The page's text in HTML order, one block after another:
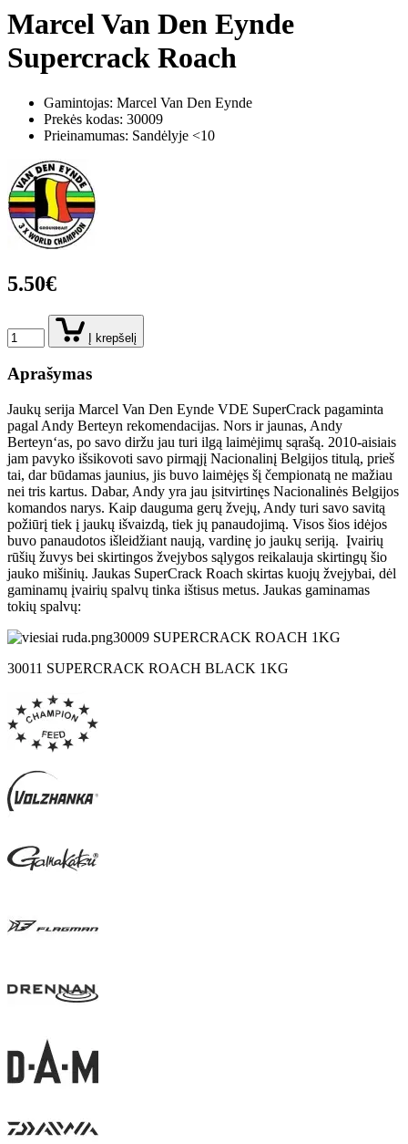
Marcel Van Den Eynde
Supercrack Roach
Gamintojas: Marcel Van Den Eynde
Prekės kodas: 30009
Prieinamumas: Sandėlyje <10
5.50€
Į krepšelį
Aprašymas
Jaukų serija Marcel Van Den Eynde VDE SuperCrack pagaminta
pagal Andy Berteyn rekomendacijas. Nors ir jaunas, Andy
Berteyn‘as, po savo diržu jau turi ilgą laimėjimų sąrašą. 2010-aisiais
jam pavyko išsikovoti savo pirmąjį Nacionalinį Belgijos titulą, prieš
tai, dar būdamas jaunius, jis buvo laimėjęs šį čempionatą ne mažiau
nei tris kartus. Dabar, Andy yra jau įsitvirtinęs Nacionalinės Belgijos
komandos narys. Kaip dauguma gerų žvejų, Andy turi savo savitą
požiūrį tiek į jaukų išvaizdą, tiek jų panaudojimą. Visos šios idėjos
buvo panaudotos išleidžiant naują, vardinę jo jaukų seriją. Įvairių
rūšių žuvys bei skirtingos žvejybos sąlygos reikalauja skirtingų šio
jauko mišinių. Jaukas SuperCrack Roach skirtas kuojų žvejybai, dėl
gaminamų įvairių spalvų tinka ištisus metus. Jaukas gaminamas
tokių spalvų:
30009 SUPERCRACK ROACH 1KG
30011 SUPERCRACK ROACH BLACK 1KG